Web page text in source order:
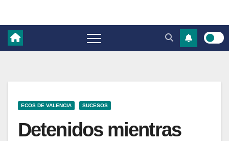
ECOS DE VALENCIA SUCESOS
Detenidos mientras